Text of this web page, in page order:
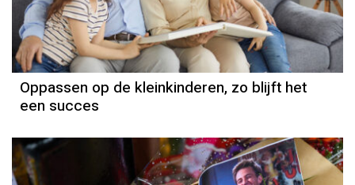
Oppassen op de kleinkinderen, zo blijft het
een succes